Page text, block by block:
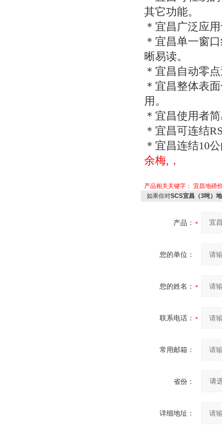
其它功能。
＊宜昌广泛应
＊宜昌单一窗
晰易读。
＊宜昌自动零
＊宜昌整体表
用。
＊宜昌使用者
＊宜昌可连结
＊宜昌连结10
余梅,，
产品相关关键字： 宜昌地磅
如果你对SCS宜昌（3吨）
产品：
您的单位：
您的姓名：
联系电话：
常用邮箱：
省份：
详细地址：